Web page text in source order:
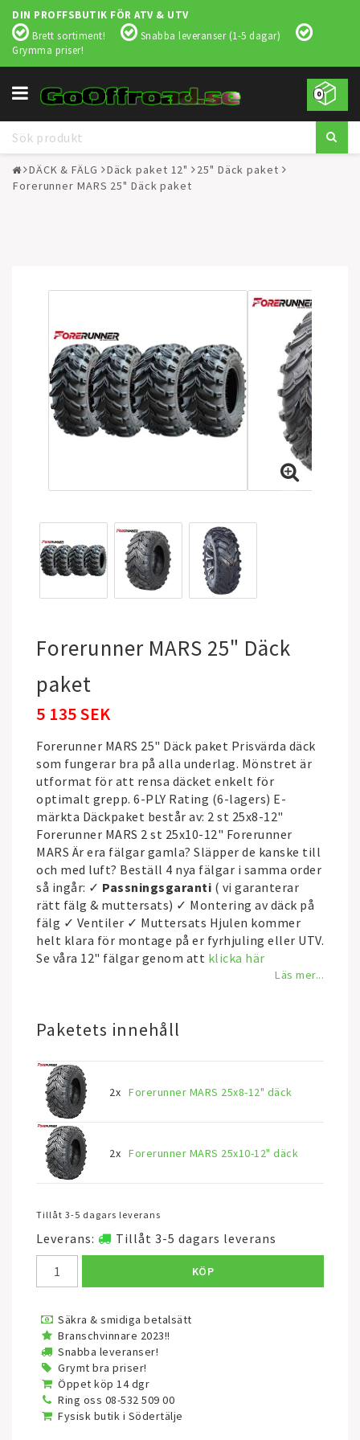
DIN PROFFSBUTIK FÖR ATV & UTV
Brett sortiment!
Snabba leveranser (1-5 dagar)
Grymma priser!
0
Toggle
navigation
DÄCK & FÄLG Däck paket 12"
25" Däck paket
Forerunner MARS 25" Däck paket
Forerunner MARS 25" Däck
paket
5 135 SEK
Forerunner MARS 25" Däck paket Prisvärda däck
som fungerar bra på alla underlag. Mönstret är
utformat för att rensa däcket enkelt för
optimalt grepp. 6-PLY Rating (6-lagers) E-
märkta Däckpaket består av: 2 st 25x8-12"
Forerunner MARS 2 st 25x10-12" Forerunner
MARS Är era fälgar gamla? Släpper de kanske till
och med luft? Beställ 4 nya fälgar i samma order
så ingår: ✓ Passningsgaranti ( vi garanterar
rätt fälg & muttersats) ✓ Montering av däck på
fälg ✓ Ventiler ✓ Muttersats Hjulen kommer
helt klara för montage på er fyrhjuling eller UTV.
Se våra 12" fälgar genom att klicka här
Läs mer...
Paketets innehåll
2x Forerunner MARS 25x8-12" däck
2x Forerunner MARS 25x10-12" däck
Tillåt 3-5 dagars leverans
Leverans: Tillåt 3-5 dagars leverans
KÖP
Säkra & smidiga betalsätt
Branschvinnare 2023!!
Snabba leveranser!
Grymt bra priser!
Öppet köp 14 dgr
Ring oss 08-532 509 00
Fysisk butik i Södertälje